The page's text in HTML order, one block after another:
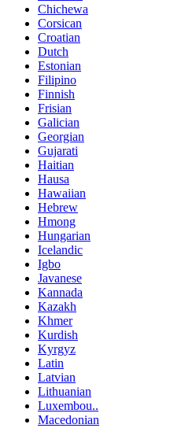
Chichewa
Corsican
Croatian
Dutch
Estonian
Filipino
Finnish
Frisian
Galician
Georgian
Gujarati
Haitian
Hausa
Hawaiian
Hebrew
Hmong
Hungarian
Icelandic
Igbo
Javanese
Kannada
Kazakh
Khmer
Kurdish
Kyrgyz
Latin
Latvian
Lithuanian
Luxembou..
Macedonian